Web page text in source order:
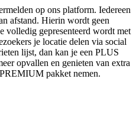
op ons platform. Iedereen
afstand. Hierin wordt geen
volledig gepresenteerd wordt met
je locatie delen via social
lijst, dan kan je een PLUS
opvallen en genieten van extra
pakket nemen.